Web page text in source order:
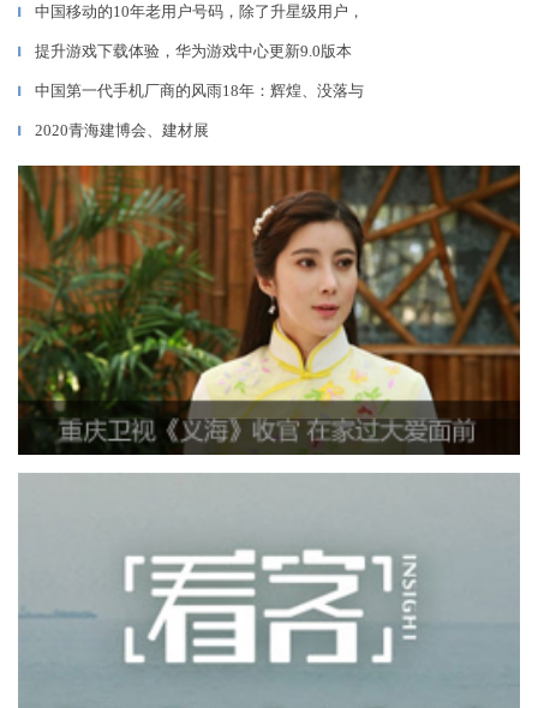
▎ 中国移动的10年老用户号码，除了升星级用户，
▎ 提升游戏下载体验，华为游戏中心更新9.0版本
▎ 中国第一代手机厂商的风雨18年：辉煌、没落与
▎ 2020青海建博会、建材展